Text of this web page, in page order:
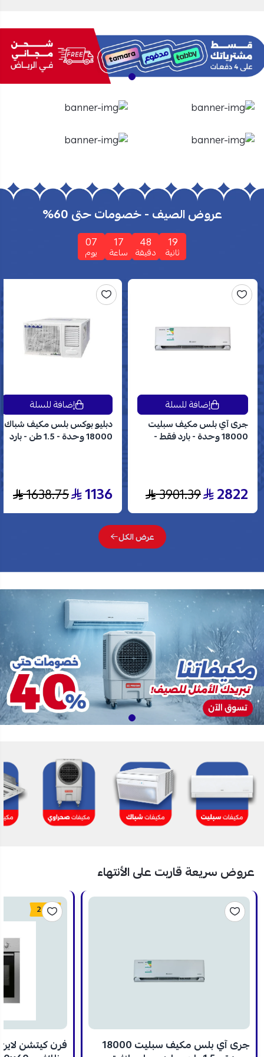
الأفران الشاشات
عروض الصيف - خصومات حتى 60%
18
ثانية
48
دقيقة
17
ساعة
07
يوم
جرى آي بلس مكيف سبليت
18000 وحدة - بارد فقط -
2822
3901.39
إضافة للسلة
دبليو بوكس بلس مكيف شباك
18000 وحدة - 1.5 طن - بارد
1136
1638.75
إضافة للسلة
عرض الكل
عروض سريعة قاربت على الأنتهاء
جرى آي بلس مكيف سبليت 18000
24%